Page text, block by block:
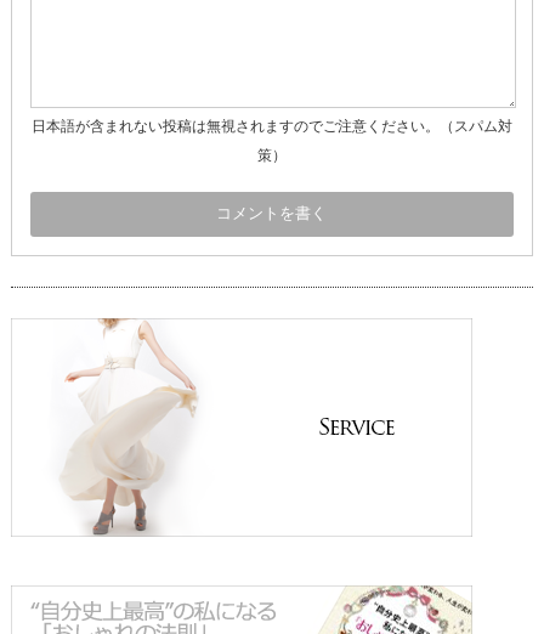
日本語が含まれない投稿は無視されますのでご注意ください。（スパム対
策）